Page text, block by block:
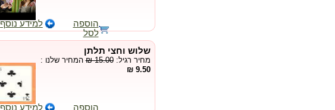
הוספה
לסל
למידע נוסף
שלוש וחצי תלתן
מחיר רגיל:₪ 15.00המחיר שלנו :
9.50 ₪
הוספה למידע נוסף